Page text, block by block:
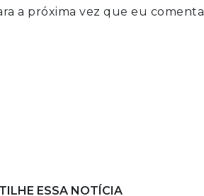
a próxima vez que eu
ESSA NOTÍCIA